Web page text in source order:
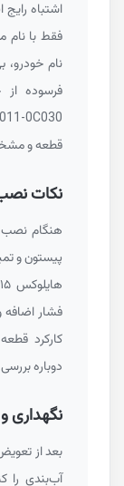
فقط با نام
نام خودرو،
فرسوده از
13011-0C030
قطعه و
نکات نصب
هنگام نصب،
پیستون و
هایلوکس ۲۰۱۵ با شماره فنی
فشار اضافه و
کارکرد قطعه
دوباره بررسی
نگهداری و
بعد از تعویض،
آب‌بندی را